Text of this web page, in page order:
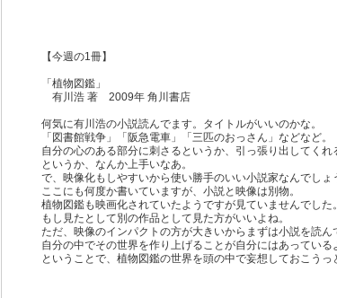
【今週の1冊】
「植物図鑑」
有川浩 著 2009年 角川書店
何気に有川浩の小説読んでます。タイトルがいいのかな。
「図書館戦争」「阪急電車」「三匹のおっさん」などなど。
自分の心のある部分に刺さるというか、引っ張り出してくれ
というか、なんか上手いなあ。
で、映像化もしやすいから使い勝手のいい小説家なんでしょ
ここにも何度か書いていますが、小説と映像は別物。
植物図鑑も映画化されていたようですが見ていませんでした。
もし見たとして別の作品として見た方がいいよね。
ただ、映像のインパクトの方が大きいからまずは小説を読ん
自分の中でその世界を作り上げることが自分にはあっている
ということで、植物図鑑の世界を頭の中で妄想しておこうっ